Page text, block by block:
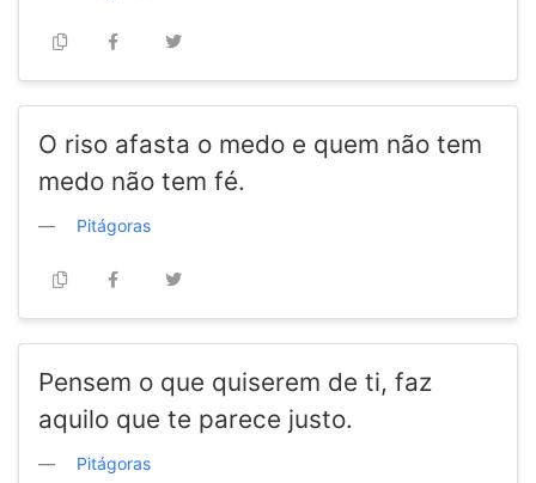
O riso afasta o medo e quem não tem
medo não tem fé.
Pitágoras
Pensem o que quiserem de ti, faz
aquilo que te parece justo.
Pitágoras